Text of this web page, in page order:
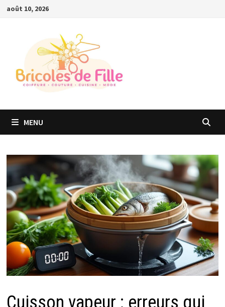
Passer
août 10, 2026
MENU
Cuisson vapeur : erreurs qui